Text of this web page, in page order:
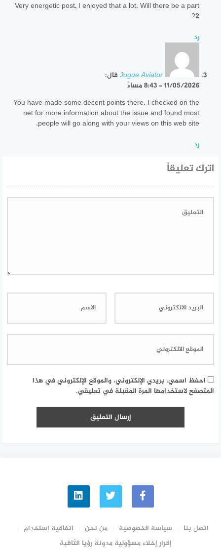
Very energetic post, I enjoyed that a lot. Will there be a part
2?
رد
Jogue Aviator قال:
11/05/2026 - 8:43 مساءً
You have made some decent points there. I checked on the
net for more information about the issue and found most
people will go along with your views on this web site.
رد
اترك تعليقاً
احفظ اسمي، بريدي الإلكتروني، والموقع الإلكتروني في هذا
المتصفح لاستخدامها المرة المقبلة في تعليقي.
اتصل بنا سياسة الخصوصية من نحن
اتفاقية استخدام
إقرار إخلاء مسؤولية مدونة رؤيا الثاقبة